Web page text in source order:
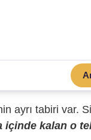
ayrı tabiri var.
içinde kalan o